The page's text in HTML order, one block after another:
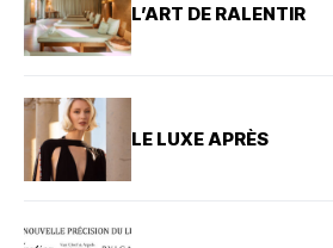
L’ART DE RALENTIR
LE LUXE APRÈS